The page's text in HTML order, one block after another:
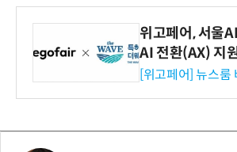
위고페어, 서울
AI 전환(AX) 지
시엄 선정
[위고페어] 뉴스룸